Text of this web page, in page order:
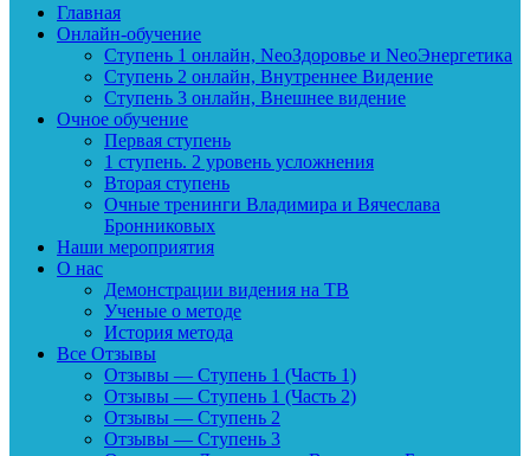
Главная
Онлайн-обучение
Ступень 1 онлайн, NeoЗдоровье и NeoЭнергетика
Ступень 2 онлайн, Внутреннее Видение
Ступень 3 онлайн, Внешнее видение
Очное обучение
Первая ступень
1 ступень. 2 уровень усложнения
Вторая ступень
Очные тренинги Владимира и Вячеслава
Бронниковых
Наши мероприятия
О нас
Демонстрации видения на ТВ
Ученые о методе
История метода
Все Отзывы
Отзывы — Ступень 1 (Часть 1)
Отзывы — Ступень 1 (Часть 2)
Отзывы — Ступень 2
Отзывы — Ступень 3